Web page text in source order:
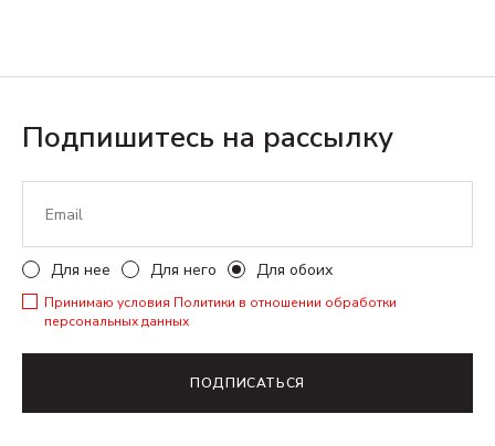
Подпишитесь на рассылку
Для нее Для него Для обоих
Принимаю условия Политики в отношении обработки
персональных данных
ПОДПИСАТЬСЯ